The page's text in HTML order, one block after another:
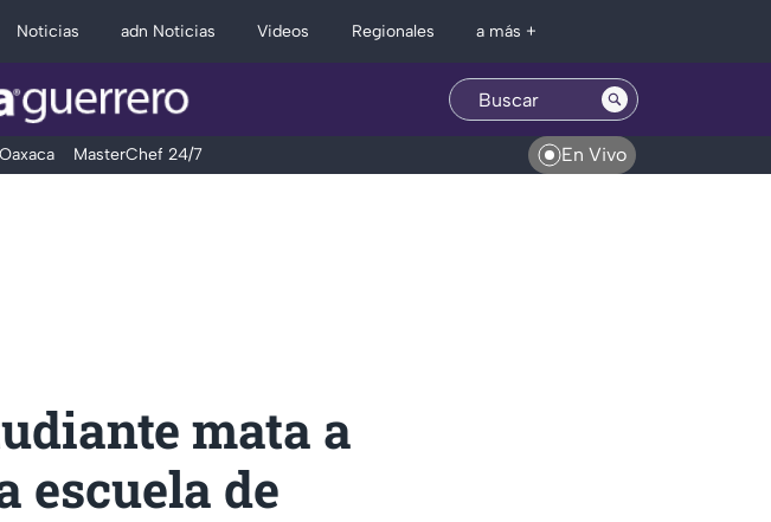
Noticias adn Noticias Videos Regionales a más +
Oaxaca MasterChef 24/7 En Vivo
mata a
escuela de